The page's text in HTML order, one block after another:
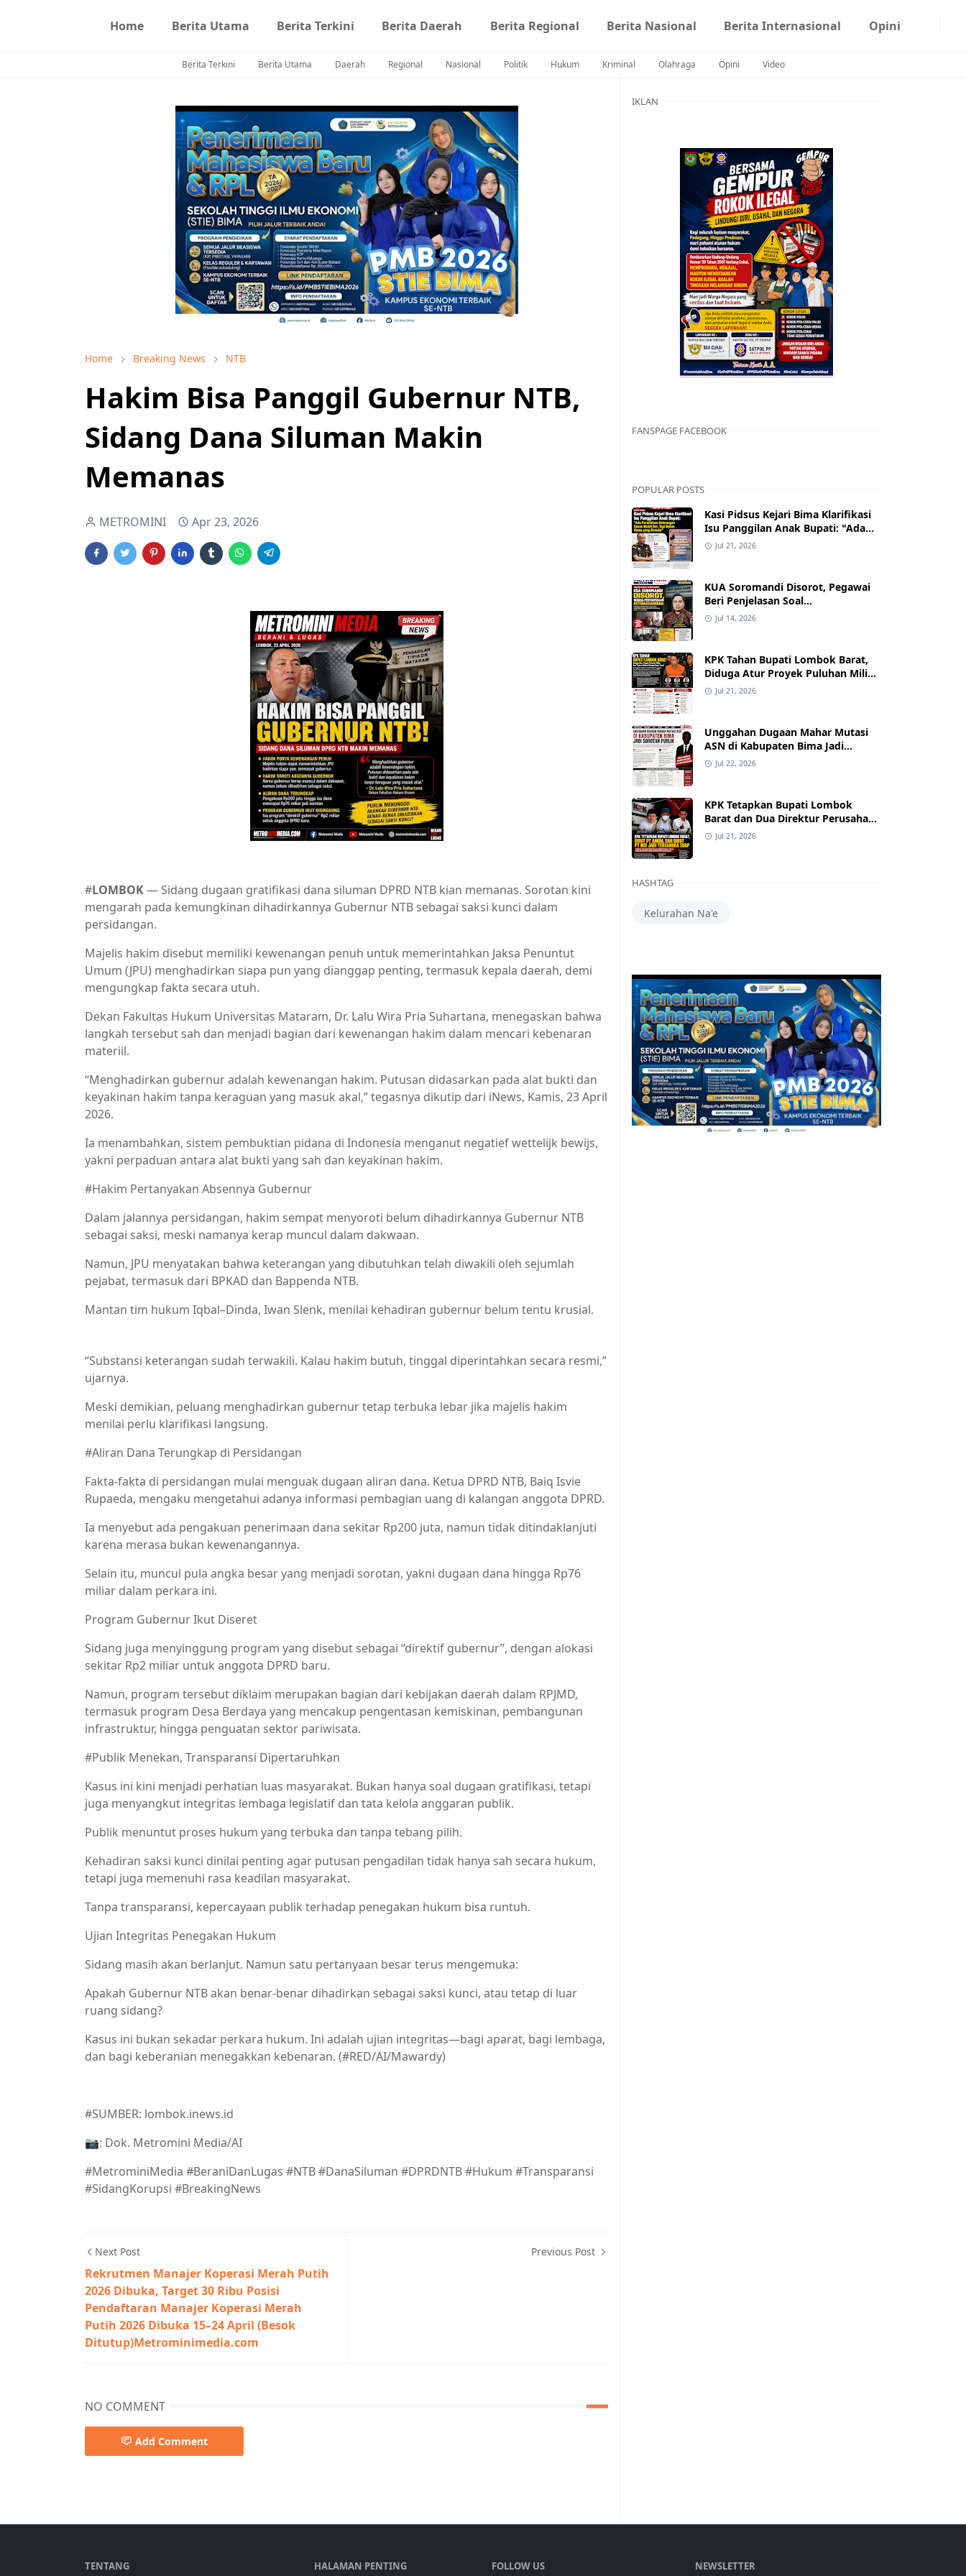
Home Berita Utama Berita Terkini Berita Daerah Berita Regional Berita Nasional Berita Internasional Opini
Berita Terkini Berita Utama Daerah Regional Nasional Politik Hukum Kriminal Olahraga Opini Video
Home Breaking News NTB
Hakim Bisa Panggil Gubernur NTB,
Sidang Dana Siluman Makin
Memanas
METROMINI Apr 23, 2026
#LOMBOK— Sidang dugaan gratifikasi dana siluman DPRD NTB kian memanas. Sorotan kini
mengarah pada kemungkinan dihadirkannya Gubernur NTB sebagai saksi kunci dalam
persidangan.
Majelis hakim disebut memiliki kewenangan penuh untuk memerintahkan Jaksa Penuntut
Umum (JPU) menghadirkan siapa pun yang dianggap penting, termasuk kepala daerah, demi
mengungkap fakta secara utuh.
Dekan Fakultas Hukum Universitas Mataram, Dr. Lalu Wira Pria Suhartana, menegaskan bahwa
langkah tersebut sah dan menjadi bagian dari kewenangan hakim dalam mencari kebenaran
materiil.
“Menghadirkan gubernur adalah kewenangan hakim. Putusan didasarkan pada alat bukti dan
keyakinan hakim tanpa keraguan yang masuk akal,” tegasnya dikutip dari iNews, Kamis, 23 April
2026.
Ia menambahkan, sistem pembuktian pidana di Indonesia menganut negatief wettelijk bewijs,
yakni perpaduan antara alat bukti yang sah dan keyakinan hakim.
#Hakim Pertanyakan Absennya Gubernur
Dalam jalannya persidangan, hakim sempat menyoroti belum dihadirkannya Gubernur NTB
sebagai saksi, meski namanya kerap muncul dalam dakwaan.
Namun, JPU menyatakan bahwa keterangan yang dibutuhkan telah diwakili oleh sejumlah
pejabat, termasuk dari BPKAD dan Bappenda NTB.
Mantan tim hukum Iqbal–Dinda, Iwan Slenk, menilai kehadiran gubernur belum tentu krusial.
“Substansi keterangan sudah terwakili. Kalau hakim butuh, tinggal diperintahkan secara resmi,”
ujarnya.
Meski demikian, peluang menghadirkan gubernur tetap terbuka lebar jika majelis hakim
menilai perlu klarifikasi langsung.
#Aliran Dana Terungkap di Persidangan
Fakta-fakta di persidangan mulai menguak dugaan aliran dana. Ketua DPRD NTB, Baiq Isvie
Rupaeda, mengaku mengetahui adanya informasi pembagian uang di kalangan anggota DPRD.
Ia menyebut ada pengakuan penerimaan dana sekitar Rp200 juta, namun tidak ditindaklanjuti
karena merasa bukan kewenangannya.
Selain itu, muncul pula angka besar yang menjadi sorotan, yakni dugaan dana hingga Rp76
miliar dalam perkara ini.
Program Gubernur Ikut Diseret
Sidang juga menyinggung program yang disebut sebagai “direktif gubernur”, dengan alokasi
sekitar Rp2 miliar untuk anggota DPRD baru.
Namun, program tersebut diklaim merupakan bagian dari kebijakan daerah dalam RPJMD,
termasuk program Desa Berdaya yang mencakup pengentasan kemiskinan, pembangunan
infrastruktur, hingga penguatan sektor pariwisata.
#Publik Menekan, Transparansi Dipertaruhkan
Kasus ini kini menjadi perhatian luas masyarakat. Bukan hanya soal dugaan gratifikasi, tetapi
juga menyangkut integritas lembaga legislatif dan tata kelola anggaran publik.
Publik menuntut proses hukum yang terbuka dan tanpa tebang pilih.
Kehadiran saksi kunci dinilai penting agar putusan pengadilan tidak hanya sah secara hukum,
tetapi juga memenuhi rasa keadilan masyarakat.
Tanpa transparansi, kepercayaan publik terhadap penegakan hukum bisa runtuh.
Ujian Integritas Penegakan Hukum
Sidang masih akan berlanjut. Namun satu pertanyaan besar terus mengemuka:
Apakah Gubernur NTB akan benar-benar dihadirkan sebagai saksi kunci, atau tetap di luar
ruang sidang?
Kasus ini bukan sekadar perkara hukum. Ini adalah ujian integritas—bagi aparat, bagi lembaga,
dan bagi keberanian menegakkan kebenaran. (#RED/AI/Mawardy)
#SUMBER: lombok.inews.id
📷: Dok. Metromini Media/AI
#MetrominiMedia #BeraniDanLugas #NTB #DanaSiluman #DPRDNTB #Hukum #Transparansi
#SidangKorupsi #BreakingNews
Next Post
Rekrutmen Manajer Koperasi Merah Putih
2026 Dibuka, Target 30 Ribu Posisi
Pendaftaran Manajer Koperasi Merah
Putih 2026 Dibuka 15–24 April (Besok
Ditutup)Metrominimedia.com
Previous Post
NO COMMENT
Add Comment
IKLAN
FANSPAGE FACEBOOK
POPULAR POSTS
Kasi Pidsus Kejari Bima Klarifikasi
Isu Panggilan Anak Bupati: "Ada
Permintaan Keterangan Kasus
Jul 21, 2026
KUA Soromandi Disorot, Pegawai
Beri Penjelasan Soal
Ketidakhadiran Penghulu pada
Jul 14, 2026
KPK Tahan Bupati Lombok Barat,
Diduga Atur Proyek Puluhan Miliar
dan Terima Alphard hingga Uang
Jul 21, 2026
Unggahan Dugaan Mahar Mutasi
ASN di Kabupaten Bima Jadi
Sorotan
Jul 22, 2026
KPK Tetapkan Bupati Lombok
Barat dan Dua Direktur Perusahaan
sebagai Tersangka Dugaan Suap
Jul 21, 2026
HASHTAG
Kelurahan Na'e
TENTANG HALAMAN PENTING FOLLOW US NEWSLETTER